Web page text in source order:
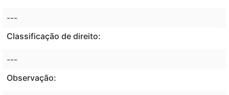
---
Classificação de direito:
---
Observação: